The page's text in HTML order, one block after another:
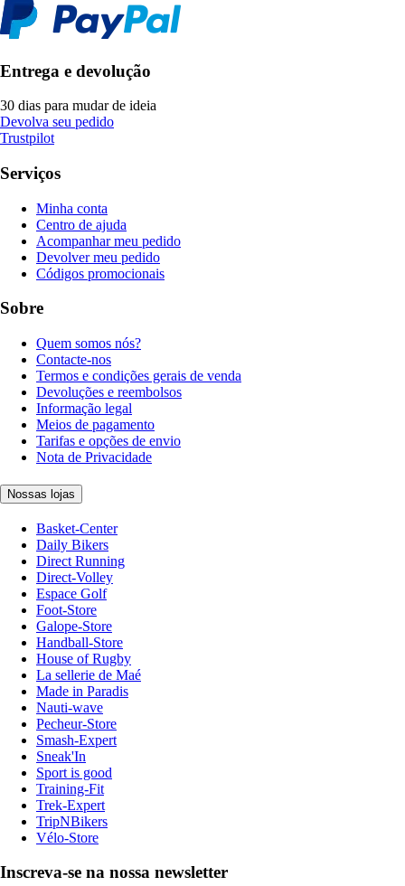
Entrega e devolução
30 dias para mudar de ideia
Devolva seu pedido
Trustpilot
Serviços
Minha conta
Centro de ajuda
Acompanhar meu pedido
Devolver meu pedido
Códigos promocionais
Sobre
Quem somos nós?
Contacte-nos
Termos e condições gerais de venda
Devoluções e reembolsos
Informação legal
Meios de pagamento
Tarifas e opções de envio
Nota de Privacidade
Nossas lojas
Basket-Center
Daily Bikers
Direct Running
Direct-Volley
Espace Golf
Foot-Store
Galope-Store
Handball-Store
House of Rugby
La sellerie de Maé
Made in Paradis
Nauti-wave
Pecheur-Store
Smash-Expert
Sneak'In
Sport is good
Training-Fit
Trek-Expert
TripNBikers
Vélo-Store
Inscreva-se na nossa newsletter